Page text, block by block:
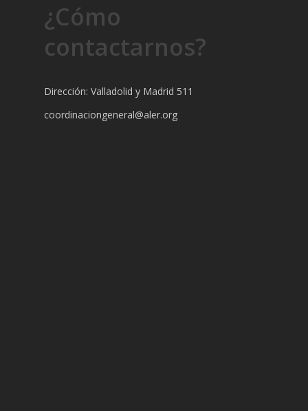
¿Cómo
contactarnos?
Dirección: Valladolid y Madrid 511
coordinaciongeneral@aler.org